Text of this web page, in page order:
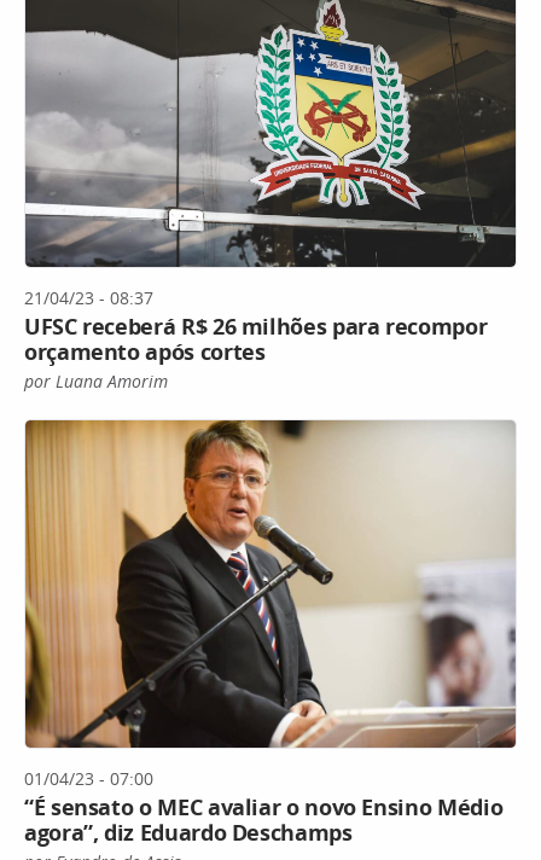
21/04/23 - 08:37
UFSC receberá R$ 26 milhões para recompor
orçamento após cortes
por Luana Amorim
01/04/23 - 07:00
“É sensato o MEC avaliar o novo Ensino Médio
agora”, diz Eduardo Deschamps